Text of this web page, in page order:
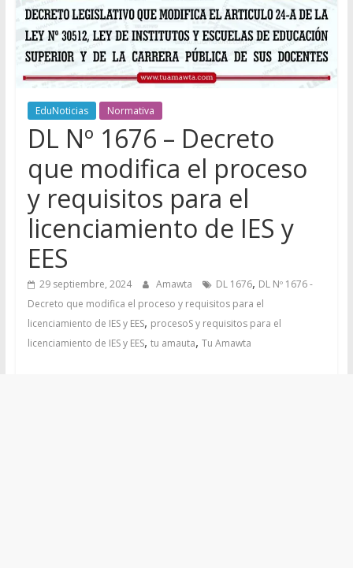
EduNoticias Normativa
DL Nº 1676 – Decreto
que modifica el proceso
y requisitos para el
licenciamiento de IES y
EES
29 septiembre, 2024 Amawta DL 1676, DL Nº 1676 -
Decreto que modifica el proceso y requisitos para el
licenciamiento de IES y EES, procesoS y requisitos para el
licenciamiento de IES y EES, tu amauta, Tu Amawta